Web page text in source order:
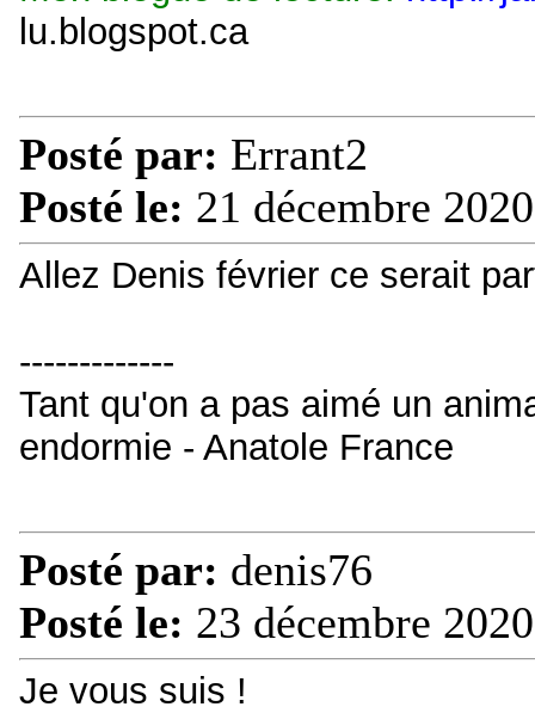
lu.blogspot.ca
Posté par: Errant2
Posté le: 21 décembre
Allez Denis février ce serait
-------------
Tant qu'on a pas aimé un
endormie - Anatole France
Posté par: denis76
Posté le: 23 décembre
Je vous suis !